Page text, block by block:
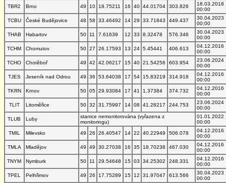
TBR2
Brno 49 10 18.75211 16 40 44.01704 303.826
18.03.2018
00:00
TCBU
České Budějovice 48 58 33.46492 14 29 33.71843 449.437
30.04.2023
00:00
THAB
Habartov 50 11 7.61639 12 33 8.32478 576.346
30.04.2023
00:00
TCHM
Chomutov 50 27 26.17593 13 24 5.45441 406.613
04.12.2016
00:00
TCHO
Chotěboř 49 42 42.06217 15 40 21.54256 603.954
23.06.2024
00:00
TJES
Jeseník nad Odrou 49 36 53.64038 17 54 15.83219 314.918
04.12.2016
00:00
TKRN
Krnov 50 05 29.93084 17 41 1.37384 374.732
04.12.2016
00:00
TLIT
Litoměřice 50 32 31.75997 14 08 41.28217 244.753
23.06.2024
00:00
TLUB
Luby
stanice nemonitorována (vyřazena z
monitoringu)
01.01.2022
00:00
TMIL
Milevsko 49 26 26.40547 14 22 40.22949 506.078
04.12.2016
00:00
TMLA
Mladějov 49 49 30.27038 16 35 18.70238 467.030
04.12.2016
00:00
TNYM
Nymburk 50 11 29.54648 15 03 34.25302 248.331
04.12.2016
00:00
TPEL
Pelhřimov 49 26 17.75289 15 12 31.97047 613.566
30.04.2023
00:00